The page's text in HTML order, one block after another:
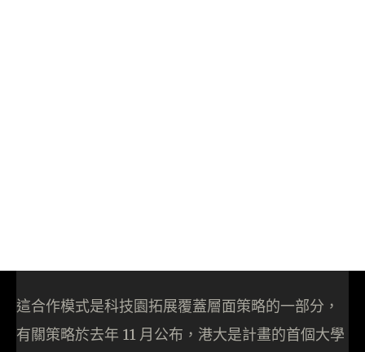
這合作模式是科技園拓展覆蓋層面策略的一部分，
有關策略於去年 11 月公布，港大是計畫的首個大學